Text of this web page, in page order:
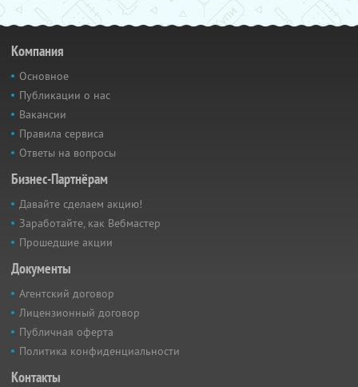
Компания
Основное
Публикации о нас
Вакансии
Правила сервиса
Ответы на вопросы
Бизнес-Партнёрам
Давайте сделаем акцию!
Заработайте, как Вебмастер
Прошедшие акции
Документы
Агентский договор
Лицензионный договор
Публичная оферта
Политика конфиденциальности
Контакты